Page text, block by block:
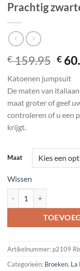
Prachtig
€159.95
was:
€
€
Katoenen jumpsuit
De maten van
maat groter of geef
controleren of u een
krijgt.
Maat
Wissen
Artikelnummer: p2109
Categorieën: Broeken, La